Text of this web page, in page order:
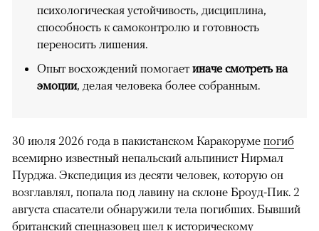
психологическая устойчивость, дисциплина,
способность к самоконтролю и готовность
переносить лишения.
Опыт восхождений помогает иначе смотреть на
эмоции, делая человека более собранным.
30 июля 2026 года в пакистанском Каракоруме погиб
всемирно известный непальский альпинист Нирмал
Пурджа. Экспедиция из десяти человек, которую он
возглавлял, попала под лавину на склоне Броуд-Пик. 2
августа спасатели обнаружили тела погибших. Бывший
британский спецназовец шел к историческому